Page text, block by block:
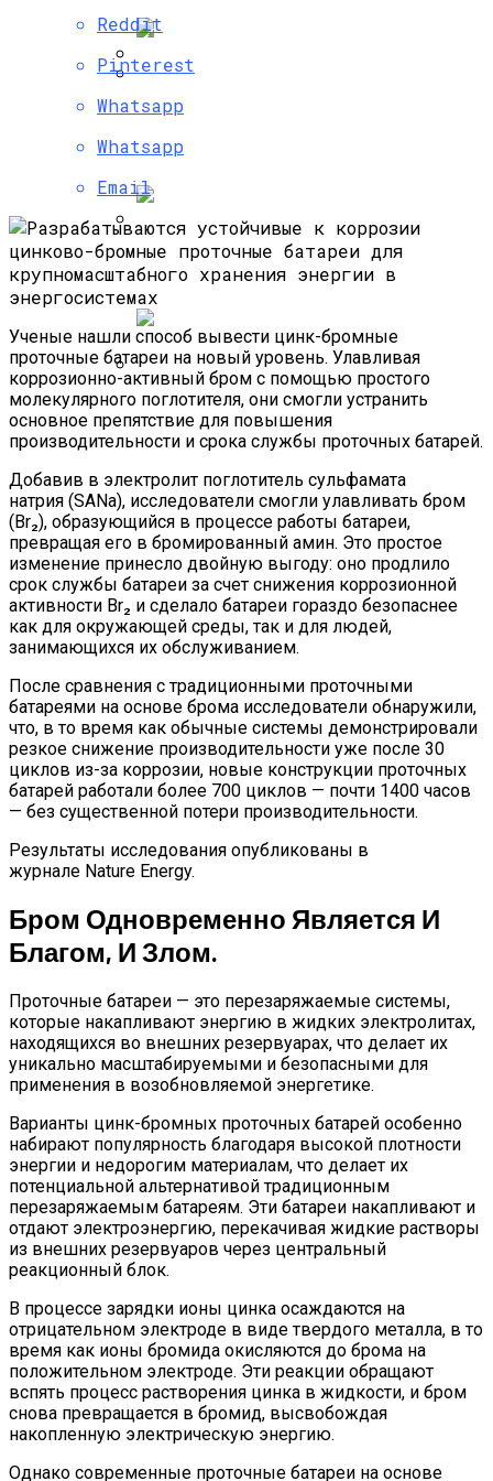
Новых Моделей IPhone И IPad
Самые Популярные Отели В
«Яндекс.Путешествия»
Полетную Программу На Маврикий Из
России Продлили До Мая 2024
Любитель Приключенческого Туризма
Нашел В Америке Алмаз Весом 7.46
Карата
Reddit
Pinterest
Whatsapp
Whatsapp
Email
Ученые нашли способ вывести цинк-бромные
проточные батареи на новый уровень. Улавливая
коррозионно-активный бром с помощью простого
молекулярного поглотителя, они смогли устранить
основное препятствие для повышения
производительности и срока службы проточных батарей.
Добавив в электролит поглотитель сульфамата
натрия (SANa), исследователи смогли улавливать бром
(Br₂), образующийся в процессе работы батареи,
превращая его в бромированный амин. Это простое
изменение принесло двойную выгоду: оно продлило
срок службы батареи за счет снижения коррозионной
активности Br₂ и сделало батареи гораздо безопаснее
как для окружающей среды, так и для людей,
занимающихся их обслуживанием.
После сравнения с традиционными проточными
батареями на основе брома исследователи обнаружили,
что, в то время как обычные системы демонстрировали
резкое снижение производительности уже после 30
циклов из-за коррозии, новые конструкции проточных
батарей работали более 700 циклов — почти 1400 часов
— без существенной потери производительности.
Результаты исследования опубликованы в
журнале Nature Energy.
Бром Одновременно Является И
Благом, И Злом.
Проточные батареи — это перезаряжаемые системы,
которые накапливают энергию в жидких электролитах,
находящихся во внешних резервуарах, что делает их
уникально масштабируемыми и безопасными для
применения в возобновляемой энергетике.
Варианты цинк-бромных проточных батарей особенно
набирают популярность благодаря высокой плотности
энергии и недорогим материалам, что делает их
потенциальной альтернативой традиционным
перезаряжаемым батареям. Эти батареи накапливают и
отдают электроэнергию, перекачивая жидкие растворы
из внешних резервуаров через центральный
реакционный блок.
В процессе зарядки ионы цинка осаждаются на
отрицательном электроде в виде твердого металла, в то
время как ионы бромида окисляются до брома на
положительном электроде. Эти реакции обращают
вспять процесс растворения цинка в жидкости, и бром
снова превращается в бромид, высвобождая
накопленную электрическую энергию.
Однако современные проточные батареи на основе